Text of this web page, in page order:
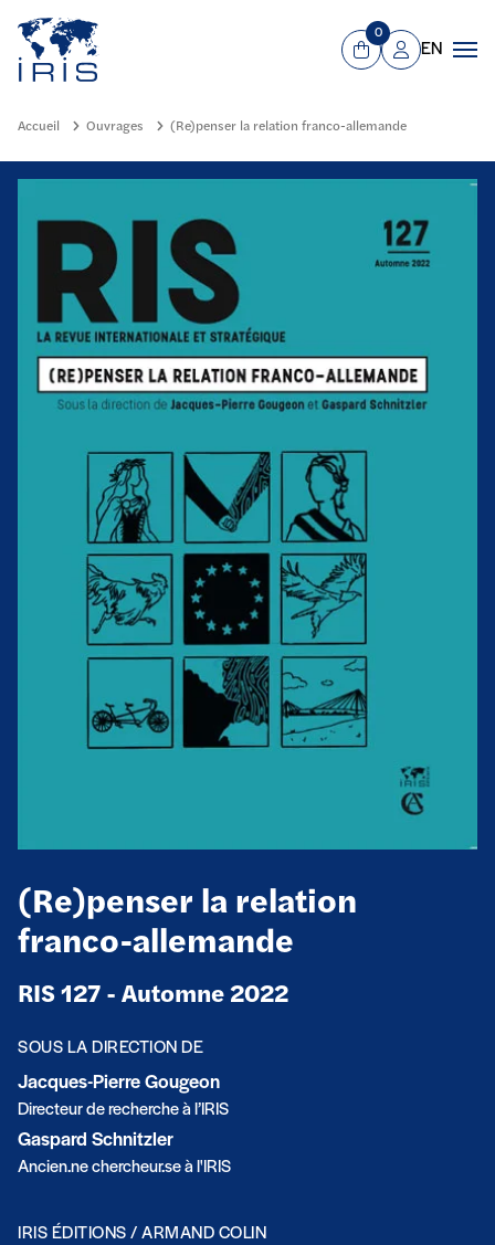
Aller au contenu principal
Panier
0
Mon compte
EN
Accueil Ouvrages (Re)penser la relation franco-allemande
(Re)penser la relation
franco-allemande
RIS 127 - Automne 2022
SOUS LA DIRECTION DE
Jacques-Pierre Gougeon
Directeur de recherche à l’IRIS
Gaspard Schnitzler
Ancien.ne chercheur.se à l'IRIS
IRIS ÉDITIONS / ARMAND COLIN